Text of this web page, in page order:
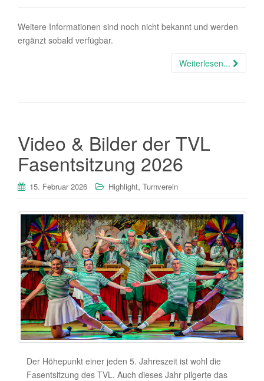
Weitere Informationen sind noch nicht bekannt und werden
ergänzt sobald verfügbar.
Weiterlesen...
Video & Bilder der TVL
Fasentsitzung 2026
15. Februar 2026 Highlight, Turnverein
Der Höhepunkt einer jeden 5. Jahreszeit ist wohl die
Fasentsitzung des TVL. Auch dieses Jahr pilgerte das